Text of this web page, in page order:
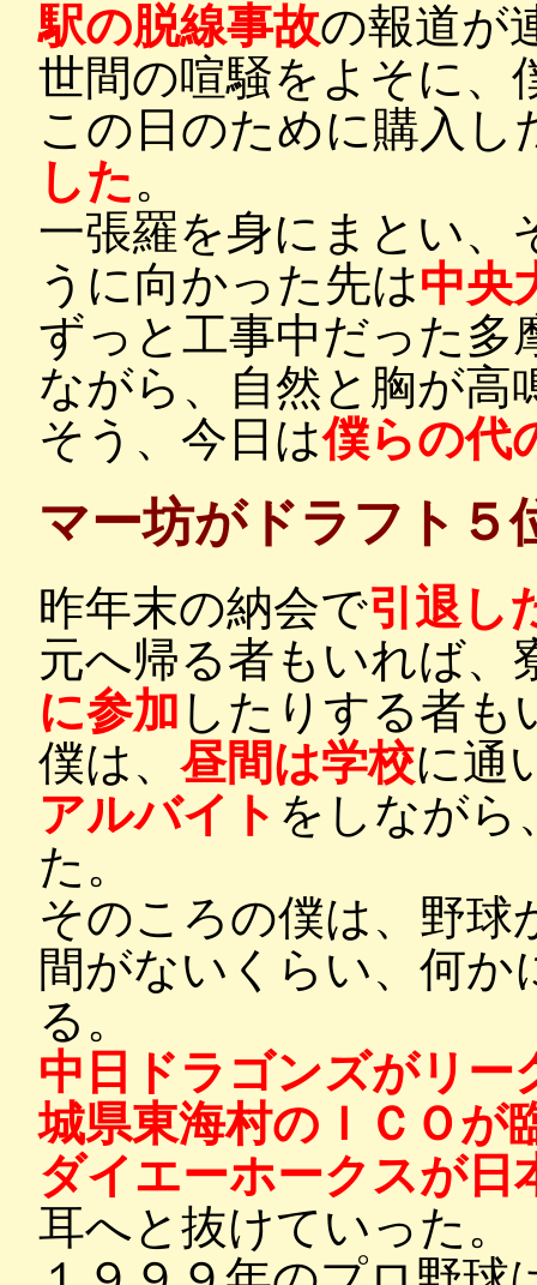
駅の脱線事故の報道が
世間の喧騒をよそに、
この日のために購入し
した。
一張羅を身にまとい、
うに向かった先は中央
ずっと工事中だった多
ながら、自然と胸が高
そう、今日は僕らの代
マー坊がドラフト５
昨年末の納会で引退し
元へ帰る者もいれば、
に参加 したりする者も
僕は、 昼間は学校に通
アルバイト をしながら
た。
そのころの僕は、野球
間がないくらい、何
る。
中日ドラゴンズがリー
城県東海村のＩＣＯが
ダイエーホークスが日
耳へと抜けていった。